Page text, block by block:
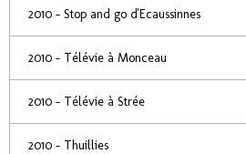
2010 - Stop and go d'Ecaussinnes
2010 - Télévie à Monceau
2010 - Télévie à Strée
2010 - Thuillies